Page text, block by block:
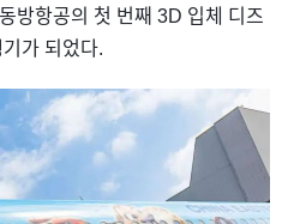
방항공의 첫 번째 3D 입체 디즈
가 되었다.